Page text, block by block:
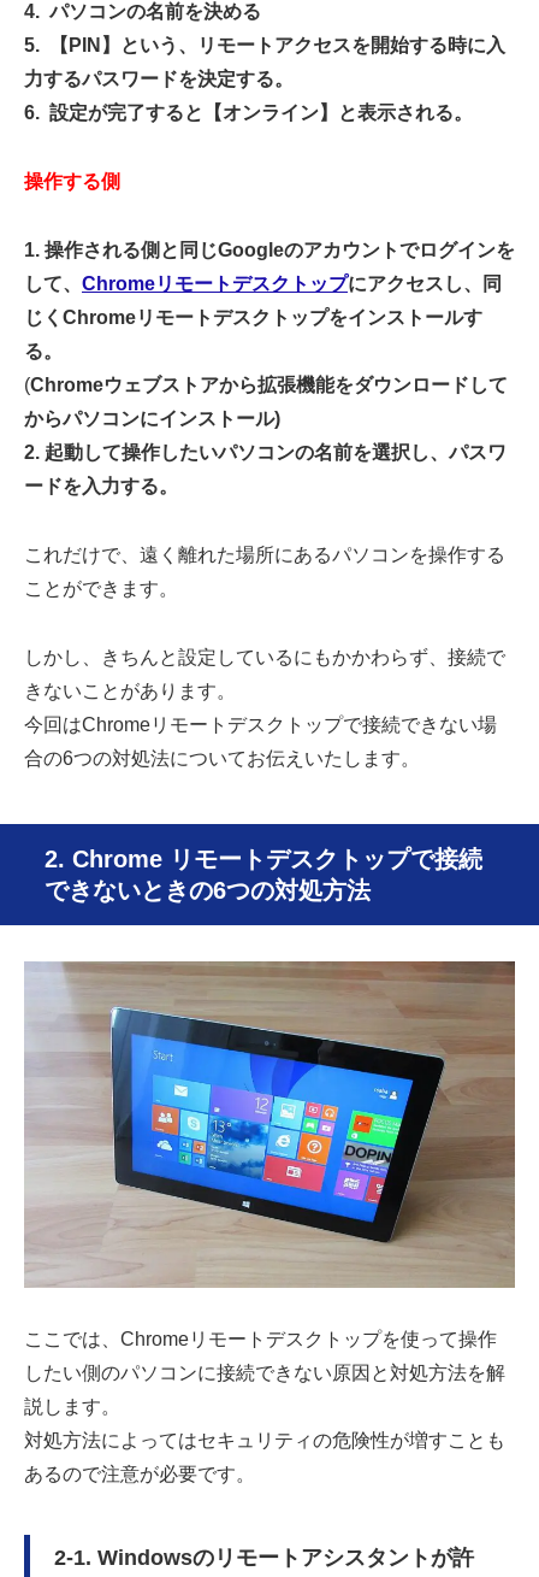
4. パソコンの名前を決める
5. 【PIN】という、リモートアクセスを開始する時に入
力するパスワードを決定する。
6. 設定が完了すると【オンライン】と表示される。
操作する側
1. 操作される側と同じGoogleのアカウントでログインを
して、 Chromeリモートデスクトップにアクセスし、同
じくChromeリモートデスクトップをインストールす
る。
(Chromeウェブストアから拡張機能をダウンロードして
からパソコンにインストール)
2. 起動して操作したいパソコンの名前を選択し、パスワ
ードを入力する。
これだけで、遠く離れた場所にあるパソコンを操作する
ことができます。
しかし、きちんと設定しているにもかかわらず、接続で
きないことがあります。
今回はChromeリモートデスクトップで接続できない場
合の6つの対処法についてお伝えいたします。
2. Chrome リモートデスクトップで接続
できないときの6つの対処方法
ここでは、Chromeリモートデスクトップを使って操作
したい側のパソコンに接続できない原因と対処方法を解
説します。
対処方法によってはセキュリティの危険性が増すことも
あるので注意が必要です。
2-1. Windowsのリモートアシスタントが許